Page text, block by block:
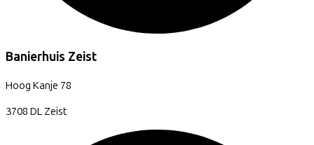
Banierhuis Zeist
Hoog Kanje 78
3708 DL Zeist